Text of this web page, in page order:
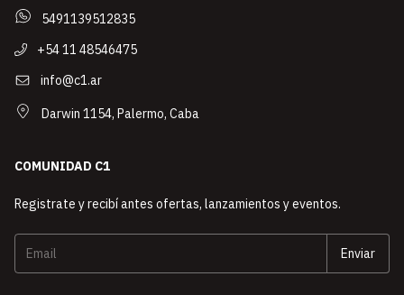
5491139512835
+54 11 48546475
info@c1.ar
Darwin 1154, Palermo, Caba
COMUNIDAD C1
Registrate y recibí antes ofertas, lanzamientos y eventos.